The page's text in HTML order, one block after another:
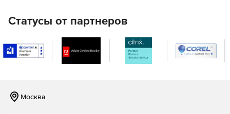
Статусы от партнеров
Москва